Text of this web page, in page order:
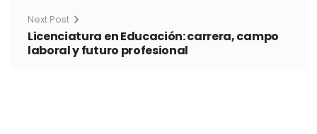
Next Post
Licenciatura en Educación: carrera, campo
laboral y futuro profesional